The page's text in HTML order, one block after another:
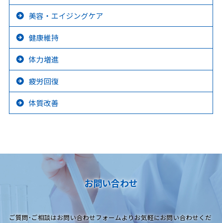
美容・エイジングケア
健康維持
体力増進
疲労回復
体質改善
お問い合わせ
ご質問･ご相談はお問い合わせフォームよりお気軽にお問い合わせくだ